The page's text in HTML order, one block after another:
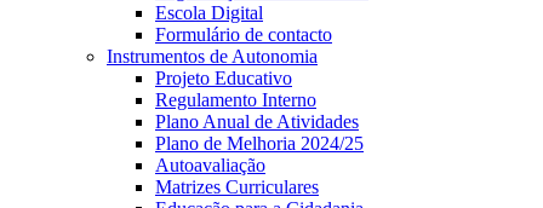
Escola Digital
Formulário de contacto
Instrumentos de Autonomia
Projeto Educativo
Regulamento Interno
Plano Anual de Atividades
Plano de Melhoria 2024/25
Autoavaliação
Matrizes Curriculares